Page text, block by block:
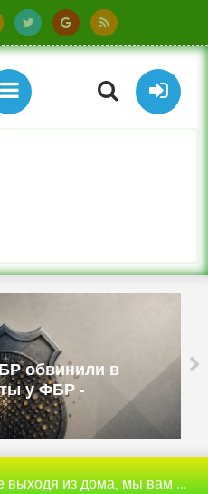
обвинили в
у ФБР -
мы вам поможем с этим разобраться